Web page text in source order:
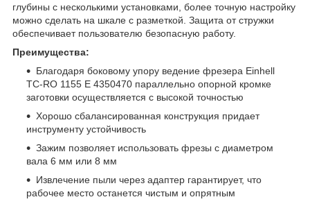
глубины с несколькими установками, более точную настройку
можно сделать на шкале с разметкой. Защита от стружки
обеспечивает пользователю безопасную работу.
Преимущества:
Благодаря боковому упору ведение фрезера Einhell
TC-RO 1155 E 4350470 параллельно опорной кромке
заготовки осуществляется с высокой точностью
Хорошо сбалансированная конструкция придает
инструменту устойчивость
Зажим позволяет использовать фрезы с диаметром
вала 6 мм или 8 мм
Извлечение пыли через адаптер гарантирует, что
рабочее место останется чистым и опрятным